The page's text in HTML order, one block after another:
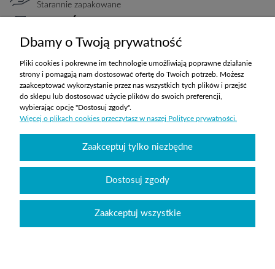
Starannie zapakowane
TRANSPORT
Koszty ustalane indywidualnie
ZAKUPY
POMOC
MOJE KONTO
Wyposażenie szkół sklepabcwyposazenia.pl|handlowy@abcwyposazenia.pl
Dbamy o Twoją prywatność
Pliki cookies i pokrewne im technologie umożliwiają poprawne działanie
strony i pomagają nam dostosować ofertę do Twoich potrzeb. Możesz
zaakceptować wykorzystanie przez nas wszystkich tych plików i przejść
do sklepu lub dostosować użycie plików do swoich preferencji,
wybierając opcję "Dostosuj zgody".
Więcej o plikach cookies przeczytasz w naszej Polityce prywatności.
Zaakceptuj tylko niezbędne
Dostosuj zgody
Zaakceptuj wszystkie